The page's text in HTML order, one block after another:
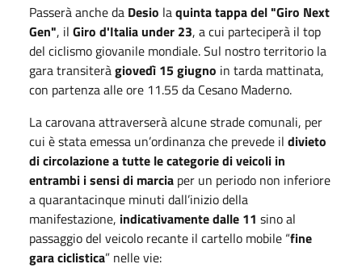
Passerà anche da Desio laquinta tappa del "Giro Next
Gen", il Giro d'Italia under 23, a cui parteciperà il top
del ciclismo giovanile mondiale. Sul nostro territorio la
gara transiteràgiovedì 15 giugno in tarda mattinata,
con partenza alle ore 11.55 da Cesano Maderno.
La carovana attraverserà alcune strade comunali, per
cui è stata emessa un’ordinanza che prevede il divieto
di circolazione a tutte le categorie di veicoli in
entrambi i sensi di marcia per un periodo non inferiore
a quarantacinque minuti dall’inizio della
manifestazione, indicativamente dalle 11 sino al
passaggio del veicolo recante il cartello mobile “fine
gara ciclistica” nelle vie: